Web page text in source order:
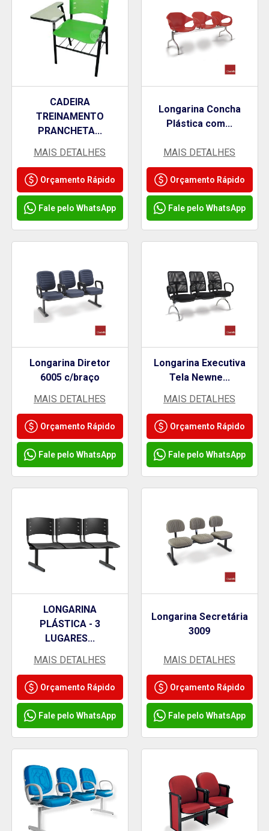
CADEIRA
TREINAMENTO
PRANCHETA...
MAIS DETALHES
Orçamento Rápido
Fale pelo WhatsApp
Longarina Concha
Plástica com...
MAIS DETALHES
Orçamento Rápido
Fale pelo WhatsApp
Longarina Diretor
6005 c/braço
MAIS DETALHES
Orçamento Rápido
Fale pelo WhatsApp
Longarina Executiva
Tela Newne...
MAIS DETALHES
Orçamento Rápido
Fale pelo WhatsApp
LONGARINA
PLÁSTICA - 3
LUGARES...
MAIS DETALHES
Orçamento Rápido
Fale pelo WhatsApp
Longarina Secretária
3009
MAIS DETALHES
Orçamento Rápido
Fale pelo WhatsApp